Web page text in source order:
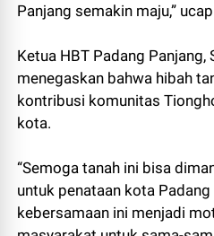
Panjang semakin maju,”
Ketua HBT Padang Panjang,
menegaskan bahwa hibah
kontribusi komunitas
kota.
“Semoga tanah ini bisa
untuk penataan kota
kebersamaan ini menjadi